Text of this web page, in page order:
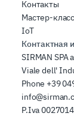
Контакты
Мастер-
IoT
Контактная
SIRMAN SPA
Viale dell'
Phone +39
P.Iva